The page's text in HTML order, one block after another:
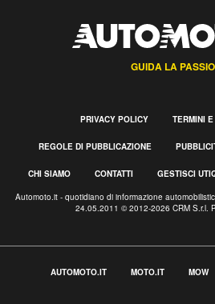
GUIDA LA
PRIVACY POLICY TERMINI
REGOLE DI PUBBLICAZIONE
CHI SIAMO CONTATTI GESTISCI
Automoto.it - quotidiano di informazione
24.05.2011 © 2012-2026 CRM S.r.l.
AUTOMOTO.IT MOTO.IT MOW